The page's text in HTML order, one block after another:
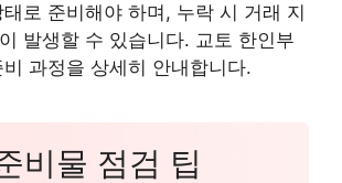
로 준비해야 하며, 누락 시 거래 지
발생할 수 있습니다. 교토 한인부
과정을 상세히 안내합니다.
비물 점검 팁